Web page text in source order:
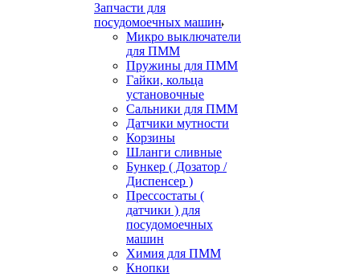
Запчасти для
посудомоечных машин
Микро выключатели
для ПММ
Пружины для ПММ
Гайки, кольца
установочные
Сальники для ПММ
Датчики мутности
Корзины
Шланги сливные
Бункер ( Дозатор /
Диспенсер )
Прессостаты (
датчики ) для
посудомоечных
машин
Химия для ПММ
Кнопки